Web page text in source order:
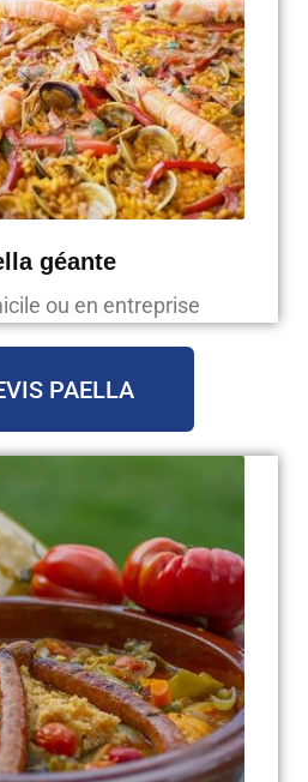
géante
ou en entreprise
PAELLA